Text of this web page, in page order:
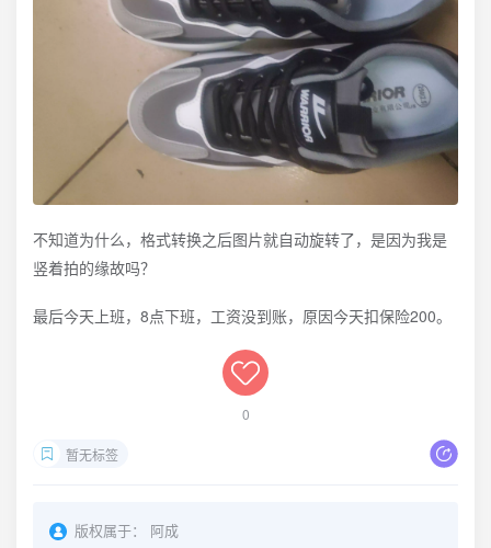
不知道为什么，格式转换之后图片就自动旋转了，是因为我是
竖着拍的缘故吗？
最后今天上班，8点下班，工资没到账，原因今天扣保险200。
0
暂无标签
版权属于：
阿成